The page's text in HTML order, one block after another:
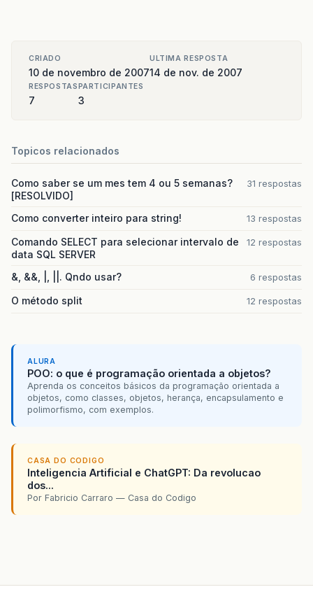
CRIADO
10 de novembro de 2007
ULTIMA RESPOSTA
14 de nov. de 2007
RESPOSTAS
7
PARTICIPANTES
3
Topicos relacionados
Como saber se um mes tem 4 ou 5 semanas?
[RESOLVIDO]
31 respostas
Como converter inteiro para string! 13 respostas
Comando SELECT para selecionar intervalo de
data SQL SERVER
12 respostas
&, &&, |, ||. Qndo usar? 6 respostas
O método split 12 respostas
ALURA
POO: o que é programação orientada a objetos?
Aprenda os conceitos básicos da programação orientada a
objetos, como classes, objetos, herança, encapsulamento e
polimorfismo, com exemplos.
CASA DO CODIGO
Inteligencia Artificial e ChatGPT: Da revolucao
dos...
Por Fabricio Carraro — Casa do Codigo